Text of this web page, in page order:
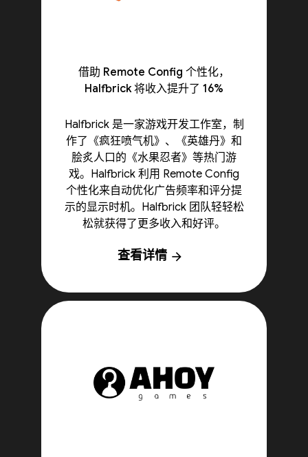
借助 Remote Config 个性化，
Halfbrick 将收入提升了 16%
Halfbrick 是一家游戏开发工作室，制
作了《疯狂喷气机》、《英雄丹》和
脍炙人口的《水果忍者》等热门游
戏。Halfbrick 利用 Remote Config
个性化来自动优化广告频率和评分提
示的显示时机。Halfbrick 团队轻轻松
松就获得了更多收入和好评。
查看详情 arrow_forward